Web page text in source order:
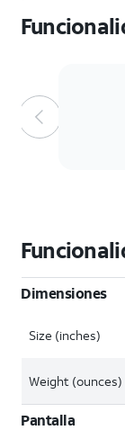
Dimensiones
Size (inches)
Weight (ounces)
Pantalla